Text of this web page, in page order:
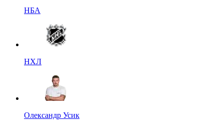
НБА
НХЛ
Олександр Усик